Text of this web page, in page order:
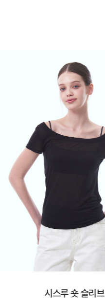
시스루 롱 슬리브